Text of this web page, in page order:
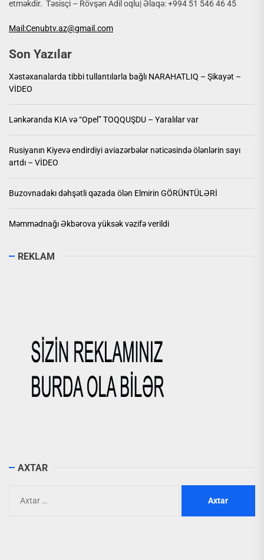
etməkdir. Təsisçi – Rövşən Adil oqlu| Əlaqə: +994 51 546 46 45
Mail:Cenubtv.az@gmail.com
Son Yazılar
Xəstəxanalarda tibbi tullantılarla bağlı NARAHATLIQ – Şikayət –
VİDEO
Lənkəranda KIA və “Opel” TOQQUŞDU – Yaralılar var
Rusiyanın Kiyevə endirdiyi aviazərbələr nəticəsində ölənlərin sayı
artdı – VİDEO
Buzovnadakı dəhşətli qəzada ölən Elmirin GÖRÜNTÜLƏRİ
Məmmədnağı Əkbərova yüksək vəzifə verildi
REKLAM
AXTAR